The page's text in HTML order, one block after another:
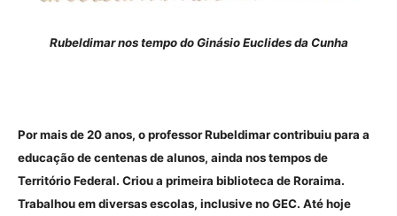
Rubeldimar nos tempo do Ginásio Euclides da Cunha
Por mais de 20 anos, o professor Rubeldimar contribuiu para a
educação de centenas de alunos, ainda nos tempos de
Território Federal. Criou a primeira biblioteca de Roraima.
Trabalhou em diversas escolas, inclusive no GEC. Até hoje